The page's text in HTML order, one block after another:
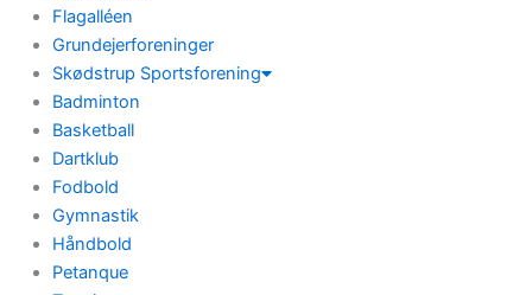
Flagalléen
Grundejerforeninger
Skødstrup Sportsforening
Badminton
Basketball
Dartklub
Fodbold
Gymnastik
Håndbold
Petanque